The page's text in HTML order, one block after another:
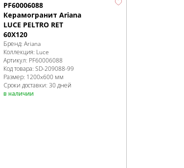
PF60006088
Керамогранит Ariana
LUCE PELTRO RET
60X120
Бренд: Ariana
Коллекция: Luce
Артикул: PF60006088
Код товара: SD-209088-99
Размер: 1200x600 мм
Сроки доставки: 30 дней
в наличии